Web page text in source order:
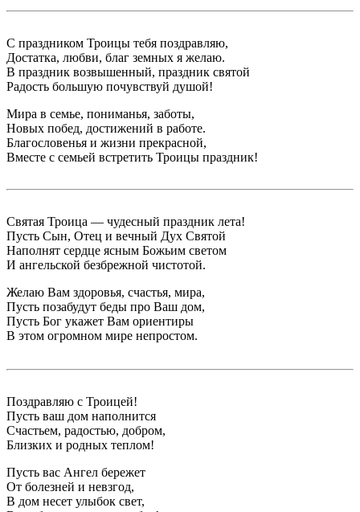
С праздником Троицы тебя поздравляю,
Достатка, любви, благ земных я желаю.
В праздник возвышенный, праздник святой
Радость большую почувствуй душой!
Мира в семье, пониманья, заботы,
Новых побед, достижений в работе.
Благословенья и жизни прекрасной,
Вместе с семьей встретить Троицы праздник!
Святая Троица — чудесный праздник лета!
Пусть Сын, Отец и вечный Дух Святой
Наполнят сердце ясным Божьим светом
И ангельской безбрежной чистотой.
Желаю Вам здоровья, счастья, мира,
Пусть позабудут беды про Ваш дом,
Пусть Бог укажет Вам ориентиры
В этом огромном мире непростом.
Поздравляю с Троицей!
Пусть ваш дом наполнится
Счастьем, радостью, добром,
Близких и родных теплом!
Пусть вас Ангел бережет
От болезней и невзгод,
В дом несет улыбок свет,